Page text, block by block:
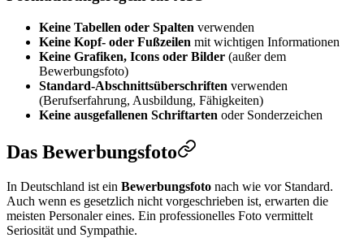
Keine Tabellen oder Spalten verwenden
Keine Kopf- oder Fußzeilen mit wichtigen Informationen
Keine Grafiken, Icons oder Bilder (außer dem
Bewerbungsfoto)
Standard-Abschnittsüberschriften verwenden
(Berufserfahrung, Ausbildung, Fähigkeiten)
Keine ausgefallenen Schriftarten oder Sonderzeichen
Das Bewerbungsfoto
In Deutschland ist ein Bewerbungsfoto nach wie vor Standard.
Auch wenn es gesetzlich nicht vorgeschrieben ist, erwarten die
meisten Personaler eines. Ein professionelles Foto vermittelt
Seriosität und Sympathie.